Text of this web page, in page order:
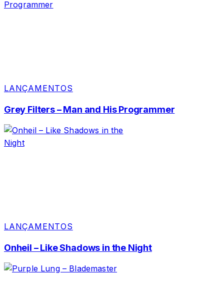
LANÇAMENTOS
Grey Filters – Man and His Programmer
LANÇAMENTOS
Onheil – Like Shadows in the Night